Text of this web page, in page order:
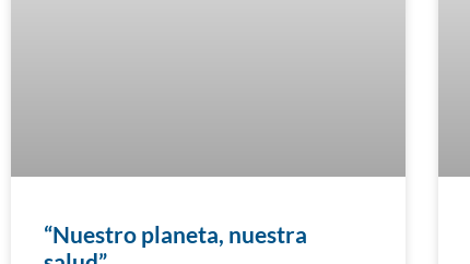
“Nuestro planeta, nuestra